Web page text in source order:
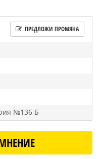
ПРЕДЛОЖИ ПРОМЯНА
№136 Б